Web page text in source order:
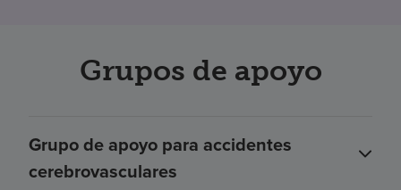
Grupos de apoyo
Grupo de apoyo para accidentes
cerebrovasculares